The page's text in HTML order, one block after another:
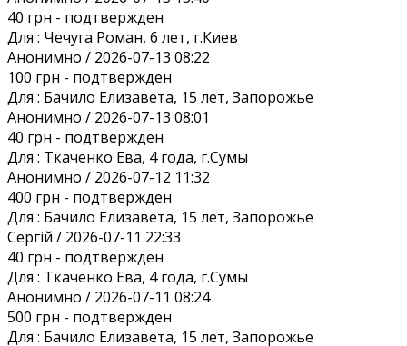
40 грн - подтвержден
Для : Чечуга Роман, 6 лет, г.Киев
Анонимно / 2026-07-13 08:22
100 грн - подтвержден
Для : Бачило Елизавета, 15 лет, Запорожье
Анонимно / 2026-07-13 08:01
40 грн - подтвержден
Для : Ткаченко Ева, 4 года, г.Сумы
Анонимно / 2026-07-12 11:32
400 грн - подтвержден
Для : Бачило Елизавета, 15 лет, Запорожье
Сергій / 2026-07-11 22:33
40 грн - подтвержден
Для : Ткаченко Ева, 4 года, г.Сумы
Анонимно / 2026-07-11 08:24
500 грн - подтвержден
Для : Бачило Елизавета, 15 лет, Запорожье